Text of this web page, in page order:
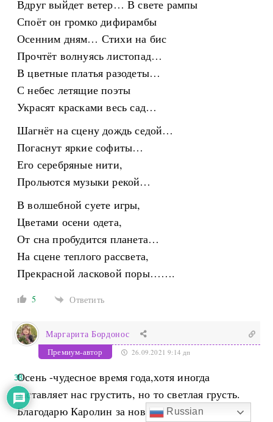
Вдруг выйдет ветер… В свете рампы
Споёт он громко дифирамбы
Осенним дням… Стихи на бис
Прочтёт волнуясь листопад…
В цветные платья разодеты…
С небес летящие поэты
Украсят красками весь сад…
Шагнёт на сцену дождь седой…
Погаснут яркие софиты…
Его серебряные нити,
Прольются музыки рекой…
В волшебной суете игры,
Цветами осени одета,
От сна пробудится планета…
На сцене теплого рассвета,
Прекрасной ласковой поры…….
5 Ответить
Маргарита Бордонос
Премиум-автор 26.09.2021 9:14 дп
Осень -чудесное время года,хотя иногда
заставляет нас грустить, но то светлая грусть.
Благодарю Каролин за новые идеи для
Russian
38